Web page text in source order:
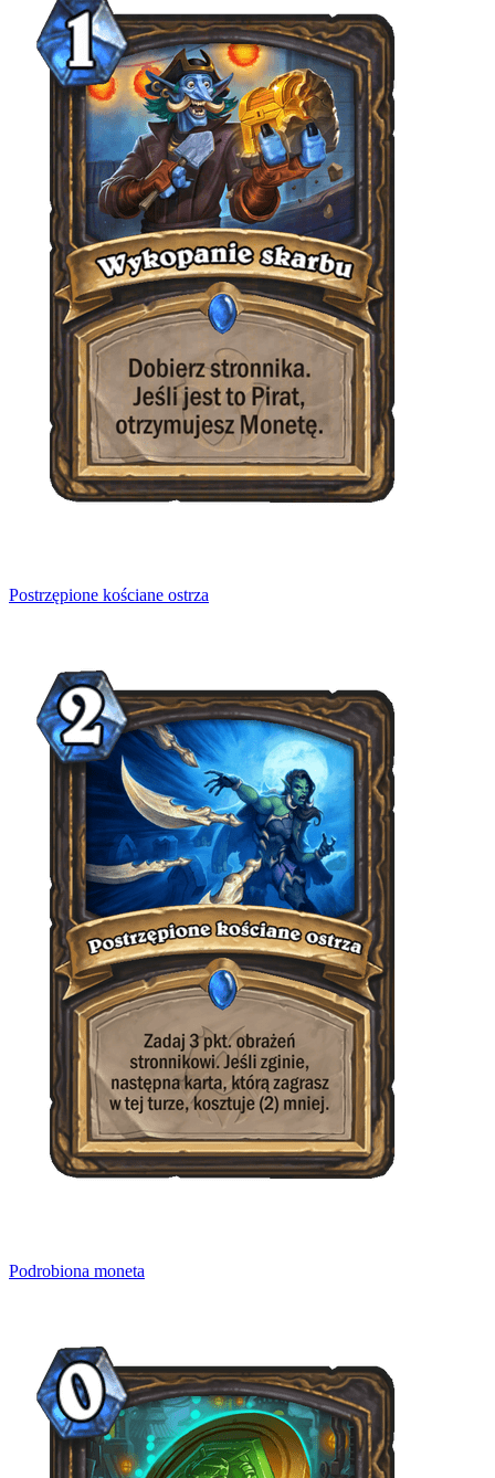
Postrzępione kościane ostrza
Podrobiona moneta